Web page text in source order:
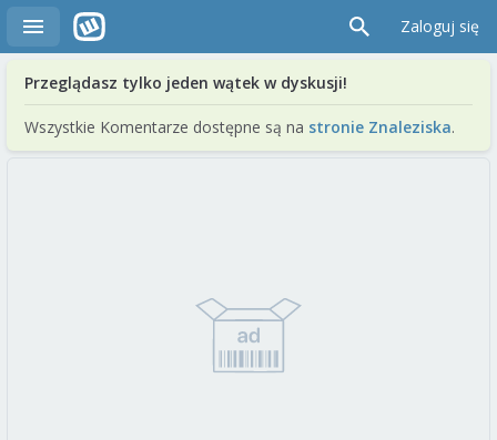
Zaloguj się
Przeglądasz tylko jeden wątek w dyskusji!
Wszystkie Komentarze dostępne są na stronie Znaleziska.